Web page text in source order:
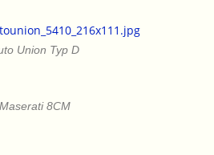
Union Typ D
Maserati 8CM